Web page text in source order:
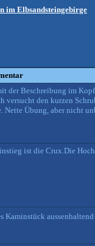
im Elbsandsteingebirge
der Beschreibung im
versucht den kurzen
Nette Übung, aber nicht
ist die Crux.Die
Kaminstück